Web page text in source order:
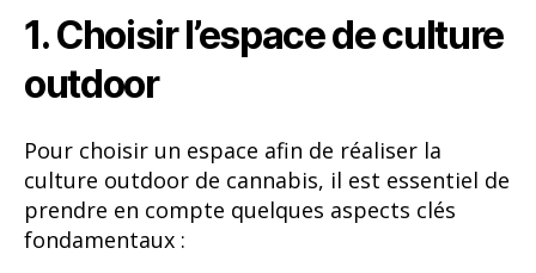
1. Choisir l’espace de culture
outdoor
Pour choisir un espace afin de réaliser la
culture outdoor de cannabis, il est essentiel de
prendre en compte quelques aspects clés
fondamentaux :